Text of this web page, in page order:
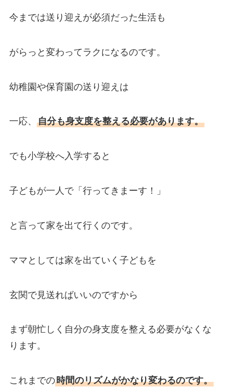
今までは送り迎えが必須だった生活も
がらっと変わってラクになるのです。
幼稚園や保育園の送り迎えは
一応、 自分も身支度を整える必要があります。
でも小学校へ入学すると
子どもが一人で「行ってきまーす！」
と言って家を出て行くのです。
ママとしては家を出ていく子どもを
玄関で見送ればいいのですから
まず朝忙しく自分の身支度を整える必要がなくな
ります。
これまでの時間のリズムがかなり変わるのです。